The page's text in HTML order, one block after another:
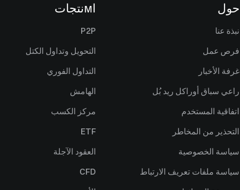
حول
نبذة عنا
فرص عمل
غرفة الأخبار
راعي سباق أوراكل ريد بُل
اتفاقية المستخدم
التحذير من المخاطر
سياسة الخصوصية
سياسة ملفات تعريف الارتباط
اмنتجات
P2P
التحويل وتداول الكتل
التداول الفوري
الهامش
مركز الكسب
ETF
العقود الآجلة
CFD